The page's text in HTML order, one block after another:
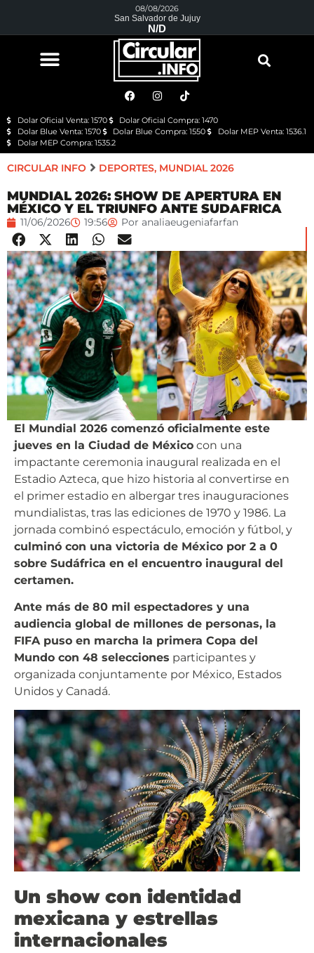
08/08/2026
San Salvador de Jujuy
N/D
Dolar Oficial Venta: 1570
Dolar Oficial Compra: 1470
Dolar Blue Venta: 1570
Dolar Blue Compra: 1550
Dolar MEP Venta: 1536.1
Dolar MEP Compra: 1535.2
CIRCULAR INFO DEPORTES, MUNDIAL 2026
MUNDIAL 2026: SHOW DE APERTURA EN
MÉXICO Y EL TRIUNFO ANTE SUDAFRICA
11/06/2026 19:56 Por analiaeugeniafarfan
El Mundial 2026 comenzó oficialmente este
jueves en la Ciudad de México con una
impactante ceremonia inaugural realizada en el
Estadio Azteca, que hizo historia al convertirse en
el primer estadio en albergar tres inauguraciones
mundialistas, tras las ediciones de 1970 y 1986. La
jornada combinó espectáculo, emoción y fútbol, y
culminó con una victoria de México por 2 a 0
sobre Sudáfrica en el encuentro inaugural del
certamen.
Ante más de 80 mil espectadores y una
audiencia global de millones de personas, la
FIFA puso en marcha la primera Copa del
Mundo con 48 selecciones participantes y
organizada conjuntamente por México, Estados
Unidos y Canadá.
Un show con identidad
mexicana y estrellas
internacionales